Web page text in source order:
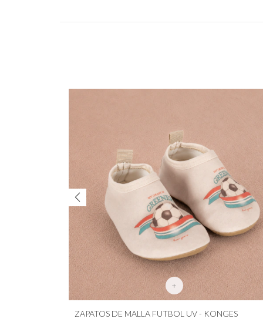
+
ZAPATOS DE MALLA FUTBOL UV - KONGES